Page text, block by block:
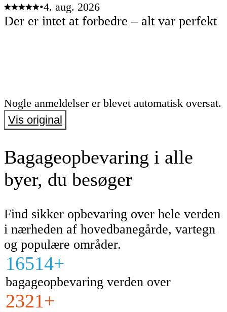
•4. aug. 2026
Der er intet at forbedre – alt var perfekt
Nogle anmeldelser er blevet automatisk oversat.
Vis original
Bagageopbevaring i alle
byer, du besøger
Find sikker opbevaring over hele verden
i nærheden af hovedbanegårde, vartegn
og populære områder.
16514+
bagageopbevaring verden over
2321+